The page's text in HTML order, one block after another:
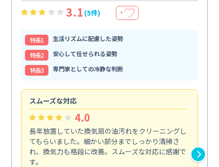
3.1 (5件) ＋
特⻑1
生活リズムに配慮した姿勢
特⻑2
安心して任せられる姿勢
特⻑3
専門家としての冷静な判断
スムーズな対応
4.0
長年放置していた換気扇の油汚れをクリーニングし
てもらいました。細かい部分までしっかり清掃さ
れ、換気力も格段に改善。スムーズな対応に感謝で
す。